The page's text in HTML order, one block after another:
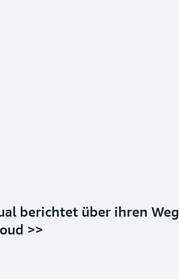
berichtet über ihren Weg
>>
Mae sorgen mit AWS